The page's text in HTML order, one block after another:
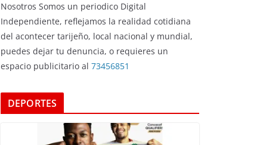
Nosotros Somos un periodico Digital
Independiente, reflejamos la realidad cotidiana
del acontecer tarijeño, local nacional y mundial,
puedes dejar tu denuncia, o requieres un
espacio publicitario al 73456851
DEPORTES